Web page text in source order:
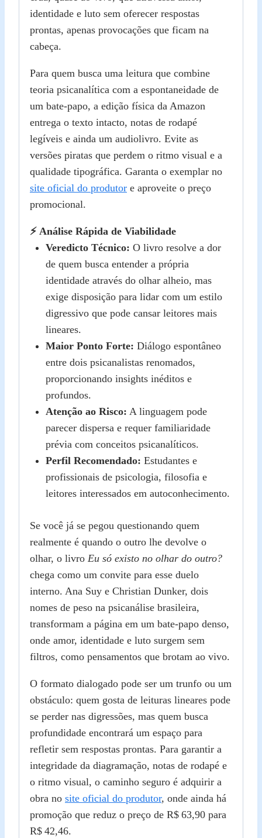
identidade e luto sem oferecer respostas
prontas, apenas provocações que ficam na
cabeça.
Para quem busca uma leitura que combine
teoria psicanalítica com a espontaneidade de
um bate‑papo, a edição física da Amazon
entrega o texto intacto, notas de rodapé
legíveis e ainda um audiolivro. Evite as
versões piratas que perdem o ritmo visual e a
qualidade tipográfica. Garanta o exemplar no
site oficial do produtor e aproveite o preço
promocional.
⚡ Análise Rápida de Viabilidade
Veredicto Técnico: O livro resolve a dor
de quem busca entender a própria
identidade através do olhar alheio, mas
exige disposição para lidar com um estilo
digressivo que pode cansar leitores mais
lineares.
Maior Ponto Forte: Diálogo espontâneo
entre dois psicanalistas renomados,
proporcionando insights inéditos e
profundos.
Atenção ao Risco: A linguagem pode
parecer dispersa e requer familiaridade
prévia com conceitos psicanalíticos.
Perfil Recomendado: Estudantes e
profissionais de psicologia, filosofia e
leitores interessados em autoconhecimento.
Se você já se pegou questionando quem
realmente é quando o outro lhe devolve o
olhar, o livro Eu só existo no olhar do outro?
chega como um convite para esse duelo
interno. Ana Suy e Christian Dunker, dois
nomes de peso na psicanálise brasileira,
transformam a página em um bate‑papo denso,
onde amor, identidade e luto surgem sem
filtros, como pensamentos que brotam ao vivo.
O formato dialogado pode ser um trunfo ou um
obstáculo: quem gosta de leituras lineares pode
se perder nas digressões, mas quem busca
profundidade encontrará um espaço para
refletir sem respostas prontas. Para garantir a
integridade da diagramação, notas de rodapé e
o ritmo visual, o caminho seguro é adquirir a
obra no site oficial do produtor, onde ainda há
promoção que reduz o preço de R$ 63,90 para
R$ 42,46.